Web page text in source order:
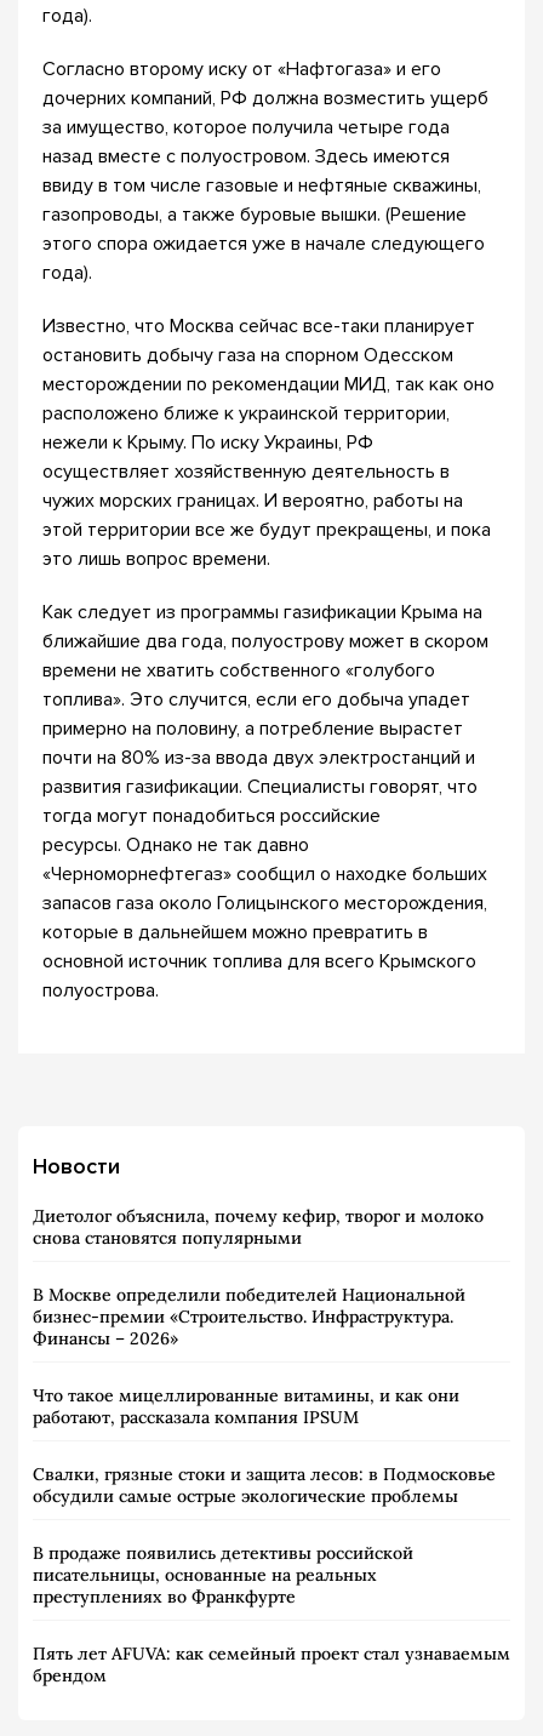
года).
Согласно второму иску от «Нафтогаза» и его
дочерних компаний, РФ должна возместить ущерб
за имущество, которое получила четыре года
назад вместе с полуостровом. Здесь имеются
ввиду в том числе газовые и нефтяные скважины,
газопроводы, а также буровые вышки. (Решение
этого спора ожидается уже в начале следующего
года).
Известно, что Москва сейчас все-таки планирует
остановить добычу газа на спорном Одесском
месторождении по рекомендации МИД, так как оно
расположено ближе к украинской территории,
нежели к Крыму. По иску Украины, РФ
осуществляет хозяйственную деятельность в
чужих морских границах. И вероятно, работы на
этой территории все же будут прекращены, и пока
это лишь вопрос времени.
Как следует из программы газификации Крыма на
ближайшие два года, полуострову может в скором
времени не хватить собственного «голубого
топлива». Это случится, если его добыча упадет
примерно на половину, а потребление вырастет
почти на 80% из-за ввода двух электростанций и
развития газификации. Специалисты говорят, что
тогда могут понадобиться российские
ресурсы. Однако не так давно
«Черноморнефтегаз» сообщил о находке больших
запасов газа около Голицынского месторождения,
которые в дальнейшем можно превратить в
основной источник топлива для всего Крымского
полуострова.
Новости
Диетолог объяснила, почему кефир, творог и молоко
снова становятся популярными
В Москве определили победителей Национальной
бизнес-премии «Строительство. Инфраструктура.
Финансы – 2026»
Что такое мицеллированные витамины, и как они
работают, рассказала компания IPSUM
Свалки, грязные стоки и защита лесов: в Подмосковье
обсудили самые острые экологические проблемы
В продаже появились детективы российской
писательницы, основанные на реальных
преступлениях во Франкфурте
Пять лет AFUVA: как семейный проект стал узнаваемым
брендом